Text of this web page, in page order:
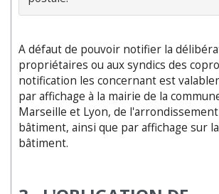
A défaut de pouvoir notifier la
propriétaires ou aux syndics des
notification les concernant est
par affichage à la mairie de la
Marseille et Lyon, de
bâtiment, ainsi que par affichage sur
bâtiment.